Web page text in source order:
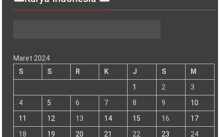
Kontribusi Bidang Keamanan, Polres Bontang Hadiri
Musrenbang RPJPD Kota Bontang 2025 – 2045
April 3, 2024